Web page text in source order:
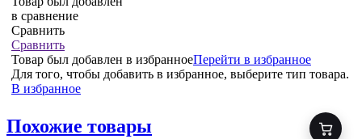
в сравнение
Сравнить
Сравнить
Товар был добавлен в избранноеПерейти в избранное
Для того, чтобы добавить в избранное, выберите тип товара.
В избранное
Похожие товары